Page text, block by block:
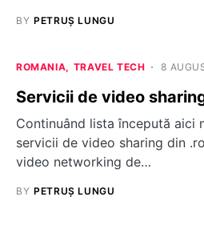
BY PETRUȘ LUNGU
ROMANIA TRAVEL TECH 8
Servicii de video
Continuând lista începută aici
servicii de video sharing din
video networking de…
BY PETRUȘ LUNGU